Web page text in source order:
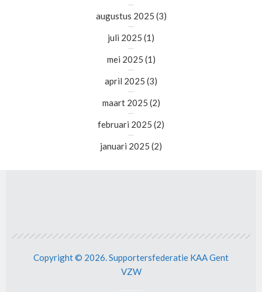
augustus 2025 (3)
juli 2025 (1)
mei 2025 (1)
april 2025 (3)
maart 2025 (2)
februari 2025 (2)
januari 2025 (2)
Copyright © 2026. Supportersfederatie KAA Gent
VZW